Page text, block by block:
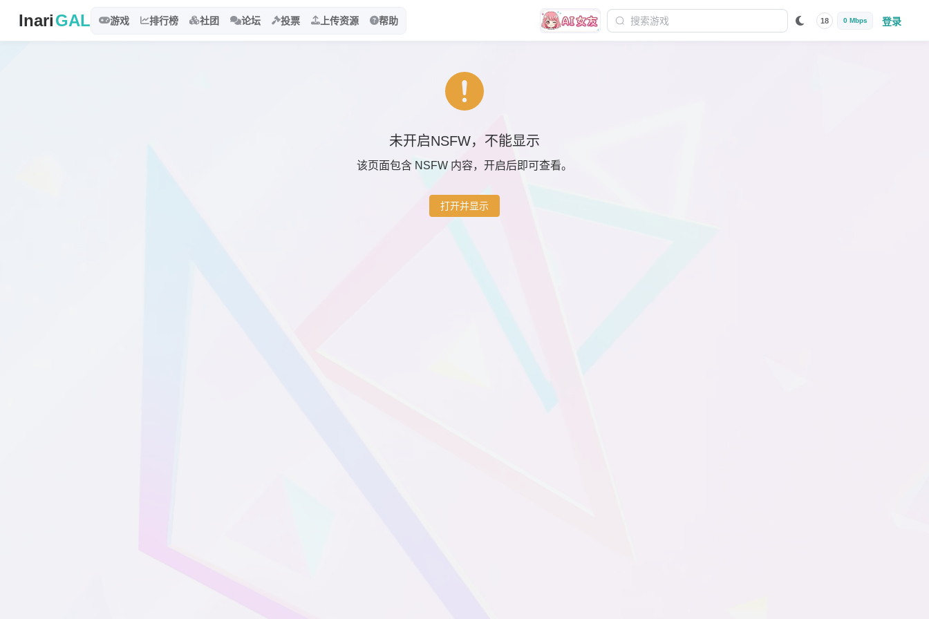
InariGAL 游戏 排行榜 社团 论坛 投票 上传资源 帮助 18 0 Mbps 登录
未开启NSFW，不能显示
该页面包含 NSFW 内容，开启后即可查看。
打开并显示